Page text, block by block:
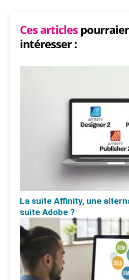
Ces articles
intéresser :
La suite Affinity, une
suite Adobe ?